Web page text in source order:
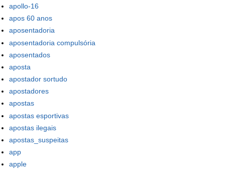
apollo-16
apos 60 anos
aposentadoria
aposentadoria compulsória
aposentados
aposta
apostador sortudo
apostadores
apostas
apostas esportivas
apostas ilegais
apostas_suspeitas
app
apple